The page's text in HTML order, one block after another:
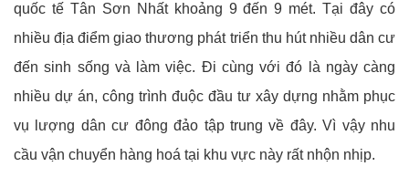
quốc tế Tân Sơn Nhất khoảng 9 đến 9 mét. Tại đây có
nhiều địa điểm giao thương phát triển thu hút nhiều dân cư
đến sinh sống và làm việc. Đi cùng với đó là ngày càng
nhiều dự án, công trình đuộc đầu tư xây dựng nhằm phục
vụ lượng dân cư đông đảo tập trung về đây. Vì vậy nhu
cầu vận chuyển hàng hoá tại khu vực này rất nhộn nhịp.